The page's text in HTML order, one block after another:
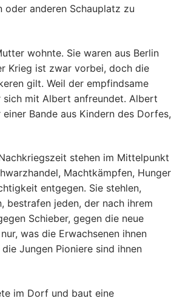
anderen Schauplatz zu
wohnte. Sie waren aus Berlin
Krieg ist zwar vorbei, doch die
gilt. Weil der empfindsame
mit Albert anfreundet. Albert
Bande aus Kindern des Dorfes,
stehen im Mittelpunkt
Machtkämpfen, Hunger
entgegen. Sie stehlen,
bestrafen jeden, der nach ihrem
Schieber, gegen die neue
was die Erwachsenen ihnen
Jungen Pioniere sind ihnen
im Dorf und baut eine